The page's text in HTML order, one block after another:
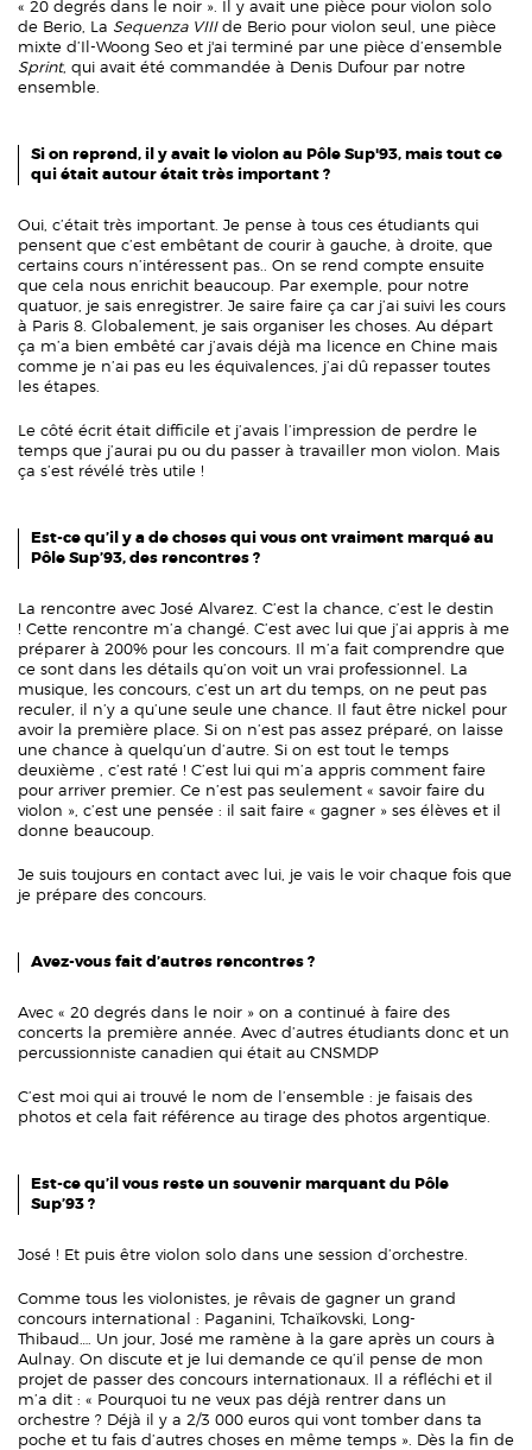
« 20 degrés dans le noir ». Il y avait une pièce pour violon solo
de Berio, La Sequenza VIIIde Berio pour violon seul, une pièce
mixte d’Il-Woong Seo et j'ai terminé par une pièce d’ensemble
Sprint, qui avait été commandée à Denis Dufour par notre
ensemble.
Si on reprend, il y avait le violon au Pôle Sup'93, mais tout ce
qui était autour était très important ?
Oui, c’était très important. Je pense à tous ces étudiants qui
pensent que c’est embêtant de courir à gauche, à droite, que
certains cours n’intéressent pas.. On se rend compte ensuite
que cela nous enrichit beaucoup. Par exemple, pour notre
quatuor, je sais enregistrer. Je saire faire ça car j’ai suivi les cours
à Paris 8. Globalement, je sais organiser les choses. Au départ
ça m’a bien embêté car j’avais déjà ma licence en Chine mais
comme je n’ai pas eu les équivalences, j’ai dû repasser toutes
les étapes.
Le côté écrit était difficile et j’avais l’impression de perdre le
temps que j’aurai pu ou du passer à travailler mon violon. Mais
ça s’est révélé très utile !
Est-ce qu’il y a de choses qui vous ont vraiment marqué au
Pôle Sup’93, des rencontres ?
La rencontre avec José Alvarez. C’est la chance, c’est le destin
! Cette rencontre m’a changé. C’est avec lui que j’ai appris à me
préparer à 200% pour les concours. Il m’a fait comprendre que
ce sont dans les détails qu’on voit un vrai professionnel. La
musique, les concours, c’est un art du temps, on ne peut pas
reculer, il n’y a qu’une seule une chance. Il faut être nickel pour
avoir la première place. Si on n’est pas assez préparé, on laisse
une chance à quelqu’un d’autre. Si on est tout le temps
deuxième , c’est raté ! C’est lui qui m’a appris comment faire
pour arriver premier. Ce n’est pas seulement « savoir faire du
violon », c’est une pensée : il sait faire « gagner » ses élèves et il
donne beaucoup.
Je suis toujours en contact avec lui, je vais le voir chaque fois que
je prépare des concours.
Avez-vous fait d’autres rencontres ?
Avec « 20 degrés dans le noir » on a continué à faire des
concerts la première année. Avec d’autres étudiants donc et un
percussionniste canadien qui était au CNSMDP
C’est moi qui ai trouvé le nom de l’ensemble : je faisais des
photos et cela fait référence au tirage des photos argentique.
Est-ce qu’il vous reste un souvenir marquant du Pôle
Sup’93 ?
José ! Et puis être violon solo dans une session d’orchestre.
Comme tous les violonistes, je rêvais de gagner un grand
concours international : Paganini, Tchaïkovski, Long-
Thibaud…. Un jour, José me ramène à la gare après un cours à
Aulnay. On discute et je lui demande ce qu’il pense de mon
projet de passer des concours internationaux. Il a réfléchi et il
m’a dit : « Pourquoi tu ne veux pas déjà rentrer dans un
orchestre ? Déjà il y a 2/3 000 euros qui vont tomber dans ta
poche et tu fais d’autres choses en même temps ». Dès la fin de